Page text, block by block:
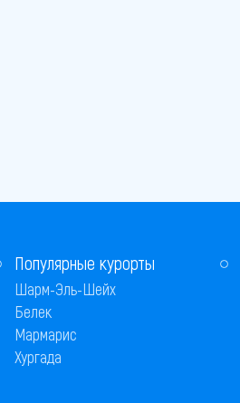
Популярные курорты
Шарм-Эль-Шейх
Белек
Мармарис
Хургада